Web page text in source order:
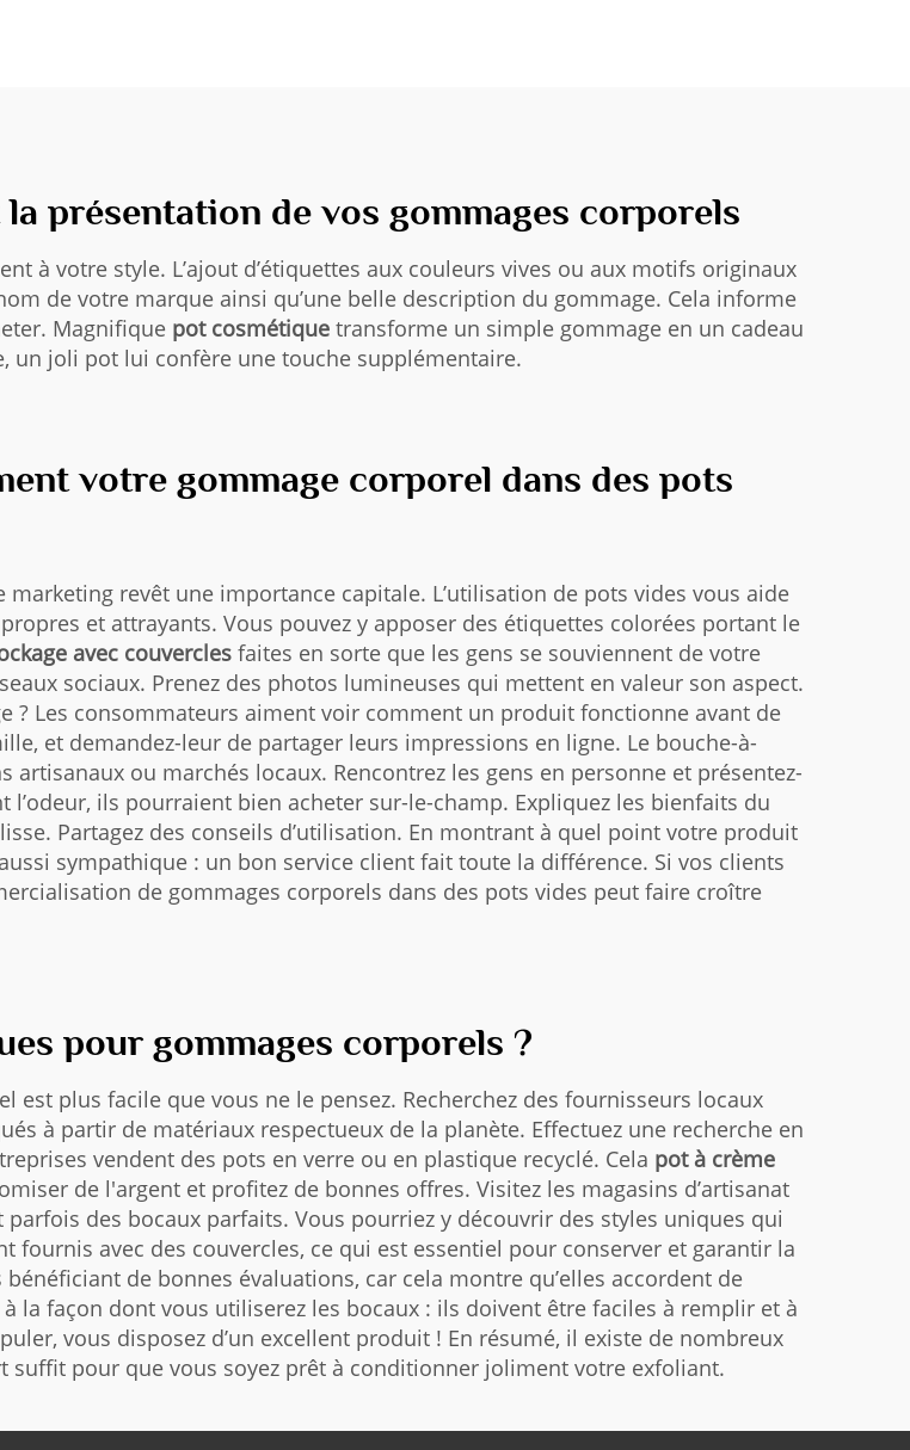
présentation de vos gommages corporels
à votre style. L’ajout d’étiquettes aux couleurs vives ou aux motifs originaux
de votre marque ainsi qu’une belle description du gommage. Cela informe
Magnifique pot cosmétique transforme un simple gommage en un cadeau
un joli pot lui confère une touche supplémentaire.
votre gommage corporel dans des pots
revêt une importance capitale. L’utilisation de pots vides vous aide
et attrayants. Vous pouvez y apposer des étiquettes colorées portant le
avec couvercles faites en sorte que les gens se souviennent de votre
sociaux. Prenez des photos lumineuses qui mettent en valeur son aspect.
? Les consommateurs aiment voir comment un produit fonctionne avant de
et demandez-leur de partager leurs impressions en ligne. Le bouche-à-
ou marchés locaux. Rencontrez les gens en personne et présentez-
ils pourraient bien acheter sur-le-champ. Expliquez les bienfaits du
Partagez des conseils d’utilisation. En montrant à quel point votre produit
sympathique : un bon service client fait toute la différence. Si vos clients
de gommages corporels dans des pots vides peut faire croître
pour gommages corporels ?
plus facile que vous ne le pensez. Recherchez des fournisseurs locaux
à partir de matériaux respectueux de la planète. Effectuez une recherche en
vendent des pots en verre ou en plastique recyclé. Cela pot à crème
de l'argent et profitez de bonnes offres. Visitez les magasins d’artisanat
des bocaux parfaits. Vous pourriez y découvrir des styles uniques qui
avec des couvercles, ce qui est essentiel pour conserver et garantir la
de bonnes évaluations, car cela montre qu’elles accordent de
la façon dont vous utiliserez les bocaux : ils doivent être faciles à remplir et à
vous disposez d’un excellent produit ! En résumé, il existe de nombreux
pour que vous soyez prêt à conditionner joliment votre exfoliant.